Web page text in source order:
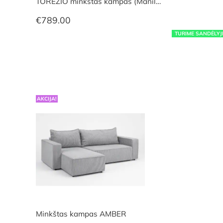
TURIME
€789.00
AKCIJA!
Minkštas kampas AMBER